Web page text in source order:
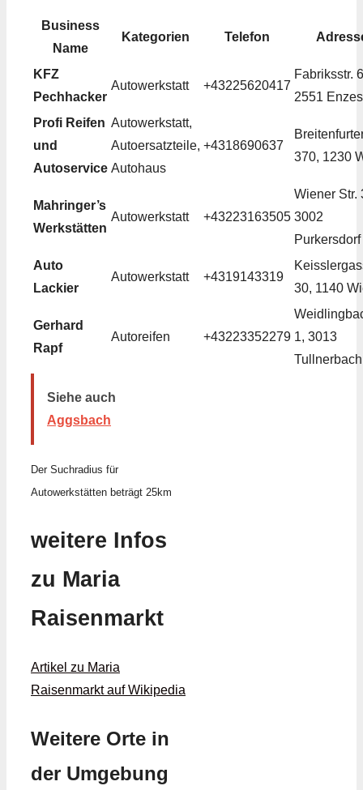
Business
Name
Kategorien Telefon
KFZ
Pechhacker
Autowerkstatt +43225620417
Fabriksstr.
2551
Profi Reifen
und
Autoservice
Autowerkstatt,
Autoersatzteile,
Autohaus
+4318690637
370, 1230
Mahringer’s
Werkstätten
Autowerkstatt +43223163505
Wiener Str.
3002
Purkersdorf
Auto
Lackier
Autowerkstatt +4319143319
30, 1140
Gerhard
Rapf
Autoreifen +43223352279 1, 3013
Tullnerbach
Siehe auch
Aggsbach
Der Suchradius für
Autowerkstätten beträgt 25km
weitere Infos
zu Maria
Raisenmarkt
Artikel zu Maria
Raisenmarkt auf Wikipedia
Weitere Orte in
der Umgebung